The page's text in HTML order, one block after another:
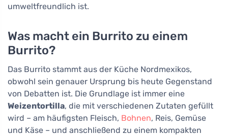
umweltfreundlich ist.
Was macht ein Burrito zu einem
Burrito?
Das Burrito stammt aus der Küche Nordmexikos,
obwohl sein genauer Ursprung bis heute Gegenstand
von Debatten ist. Die Grundlage ist immer eine
Weizentortilla, die mit verschiedenen Zutaten gefüllt
wird – am häufigsten Fleisch, Bohnen, Reis, Gemüse
und Käse – und anschließend zu einem kompakten